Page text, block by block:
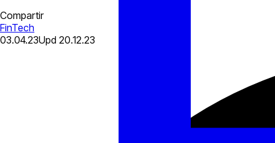
Compartir
FinTech
03.04.23Upd 20.12.23